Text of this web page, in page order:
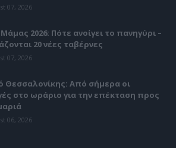
07, 2026
2026: Πότε ανοίγει το πανηγύρι –
20 νέες ταβέρνες
07, 2026
Θεσσαλονίκης: Από σήμερα οι
στο ωράριο για την επέκταση προς
06, 2026